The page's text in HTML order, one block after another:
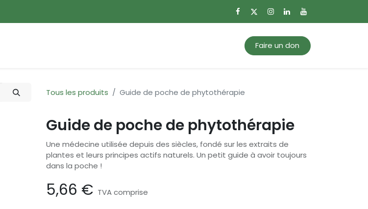
Faire un don
Tous les produits Guide de poche de phytothérapie
Guide de poche de phytothérapie
Une médecine utilisée depuis des siècles, fondé sur les extraits de
plantes et leurs principes actifs naturels. Un petit guide à avoir toujours
dans la poche !
5,66 € TVA comprise